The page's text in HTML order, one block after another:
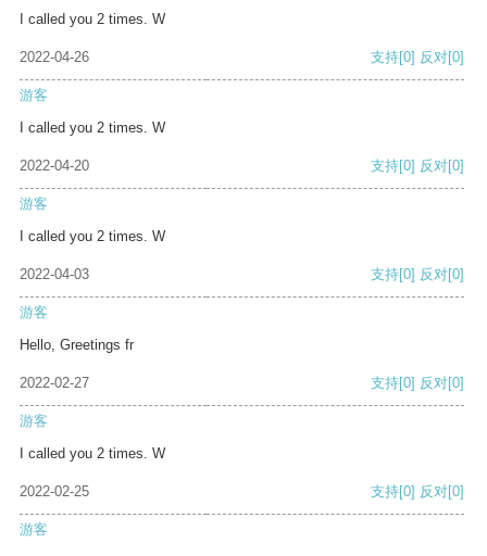
I called you 2 times. W
2022-04-26 支持[0] 反对[0]
游客
I called you 2 times. W
2022-04-20 支持[0] 反对[0]
游客
I called you 2 times. W
2022-04-03 支持[0] 反对[0]
游客
Hello, Greetings fr
2022-02-27 支持[0] 反对[0]
游客
I called you 2 times. W
2022-02-25 支持[0] 反对[0]
游客